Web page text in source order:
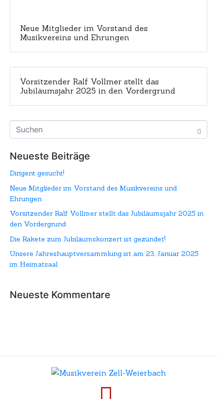
Neue Mitglieder im Vorstand des
Musikvereins und Ehrungen
Vorsitzender Ralf Vollmer stellt das
Jubiläumsjahr 2025 in den Vordergrund
Neueste Beiträge
Dirigent gesucht!
Neue Mitglieder im Vorstand des Musikvereins und
Ehrungen
Vorsitzender Ralf Vollmer stellt das Jubiläumsjahr 2025 in
den Vordergrund
Die Rakete zum Jubiläumskonzert ist gezündet!
Unsere Jahreshauptversammlung ist am 23. Januar 2025
im Heimatsaal
Neueste Kommentare